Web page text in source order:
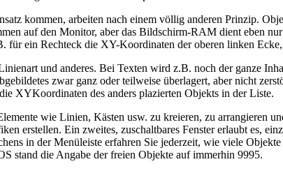
kommen, arbeiten nach einem völlig anderen Prinzip.
auf den Monitor, aber das Bildschirm-RAM dient eben
ein Rechteck die XY-Koordinaten der oberen linken
und anderes. Bei Texten wird z.B. noch der ganze
zwar ganz oder teilweise überlagert, aber nicht
XYKoordinaten des anders plazierten Objekts in der Liste.
wie Linien, Kästen usw. zu kreieren, zu arrangieren
erstellen. Ein zweites, zuschaltbares Fenster erlaubt es,
in der Menüleiste erfahren Sie jederzeit, wie viele
stand die Angabe der freien Objekte auf immerhin 9995.